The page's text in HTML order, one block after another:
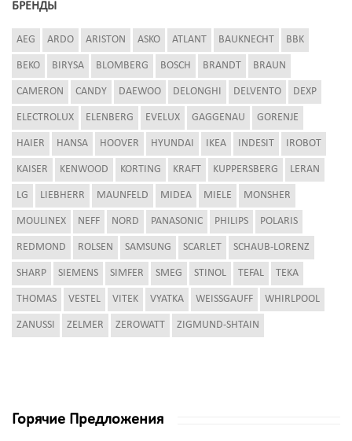
БРЕНДЫ
AEG ARDO ARISTON ASKO ATLANT BAUKNECHT BBK
BEKO BIRYSA BLOMBERG BOSCH BRANDT BRAUN
CAMERON CANDY DAEWOO DELONGHI DELVENTO DEXP
ELECTROLUX ELENBERG EVELUX GAGGENAU GORENJE
HAIER HANSA HOOVER HYUNDAI IKEA INDESIT IROBOT
KAISER KENWOOD KORTING KRAFT KUPPERSBERG LERAN
LG LIEBHERR MAUNFELD MIDEA MIELE MONSHER
MOULINEX NEFF NORD PANASONIC PHILIPS POLARIS
REDMOND ROLSEN SAMSUNG SCARLET SCHAUB-LORENZ
SHARP SIEMENS SIMFER SMEG STINOL TEFAL TEKA
THOMAS VESTEL VITEK VYATKA WEISSGAUFF WHIRLPOOL
ZANUSSI ZELMER ZEROWATT ZIGMUND-SHTAIN
Горячие Предложения